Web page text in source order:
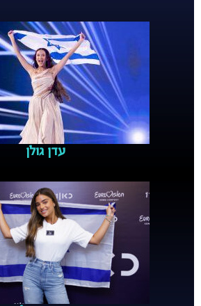
עדן גולן